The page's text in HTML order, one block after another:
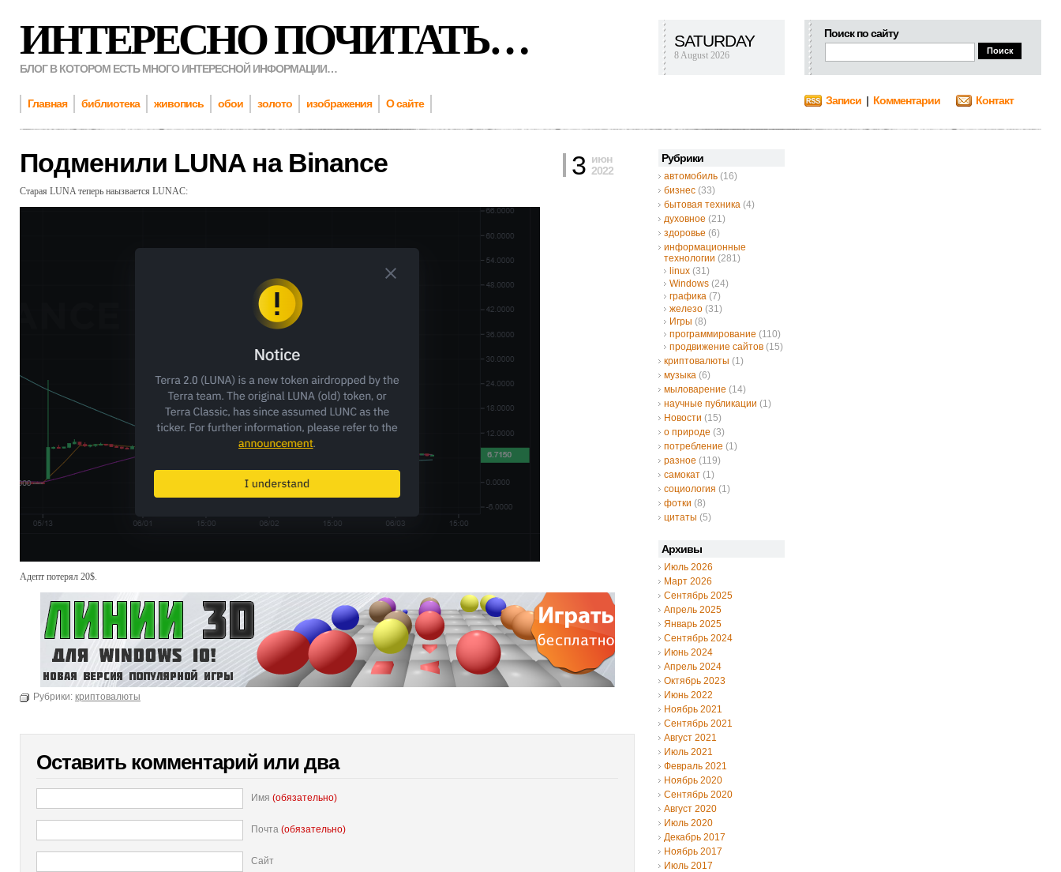
ИНТЕРЕСНО ПОЧИТАТЬ…
БЛОГ В КОТОРОМ ЕСТЬ МНОГО ИНТЕРЕСНОЙ ИНФОРМАЦИИ…
Поиск по сайту
SATURDAY
8 August 2026
Главная библиотека живопись обои золото изображения О сайте Записи | Комментарии Контакт
Рубрики
автомобиль (16)
бизнес (33)
бытовая техника (4)
духовное (21)
здоровье (6)
информационные
технологии (281)
linux (31)
Windows (24)
графика (7)
железо (31)
Игры (8)
программирование (110)
продвижение сайтов (15)
криптовалюты (1)
музыка (6)
мыловарение (14)
научные публикации (1)
Новости (15)
о природе (3)
потребление (1)
разное (119)
самокат (1)
социология (1)
фотки (8)
цитаты (5)
Архивы
Июль 2026
Март 2026
Сентябрь 2025
Апрель 2025
Январь 2025
Сентябрь 2024
Июнь 2024
Апрель 2024
Октябрь 2023
Июнь 2022
Ноябрь 2021
Сентябрь 2021
Август 2021
Июль 2021
Февраль 2021
Ноябрь 2020
Сентябрь 2020
Август 2020
Июль 2020
Декабрь 2017
Ноябрь 2017
Июль 2017
Подменили LUNA на Binance 3 июн
2022
Старая LUNA теперь наызвается LUNAC:
Адепт потерял 20$.
Рубрики: криптовалюты
Оставить комментарий или два
Имя (обязательно)
Почта (обязательно)
Сайт